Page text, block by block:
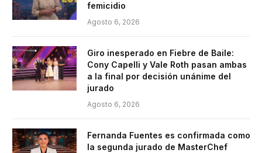
femicidio
Agosto 6, 2026
Giro inesperado en Fiebre de Baile:
Cony Capelli y Vale Roth pasan ambas
a la final por decisión unánime del
jurado
Agosto 6, 2026
Fernanda Fuentes es confirmada como
la segunda jurado de MasterChef